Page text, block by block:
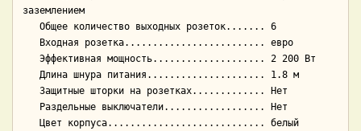
заземлением